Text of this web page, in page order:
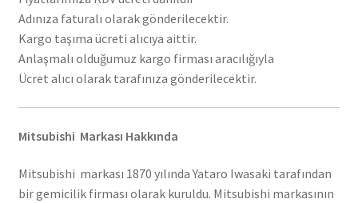
Adınıza faturalı olarak gönderilecektir.
Kargo taşıma ücreti alıcıya aittir.
Anlaşmalı olduğumuz kargo firması aracılığıyla
Ücret alıcı olarak tarafınıza gönderilecektir.
Mitsubishi Markası Hakkında
Mitsubishi markası 1870 yılında Yataro Iwasaki tarafından
bir gemicilik firması olarak kuruldu. Mitsubishi markasının